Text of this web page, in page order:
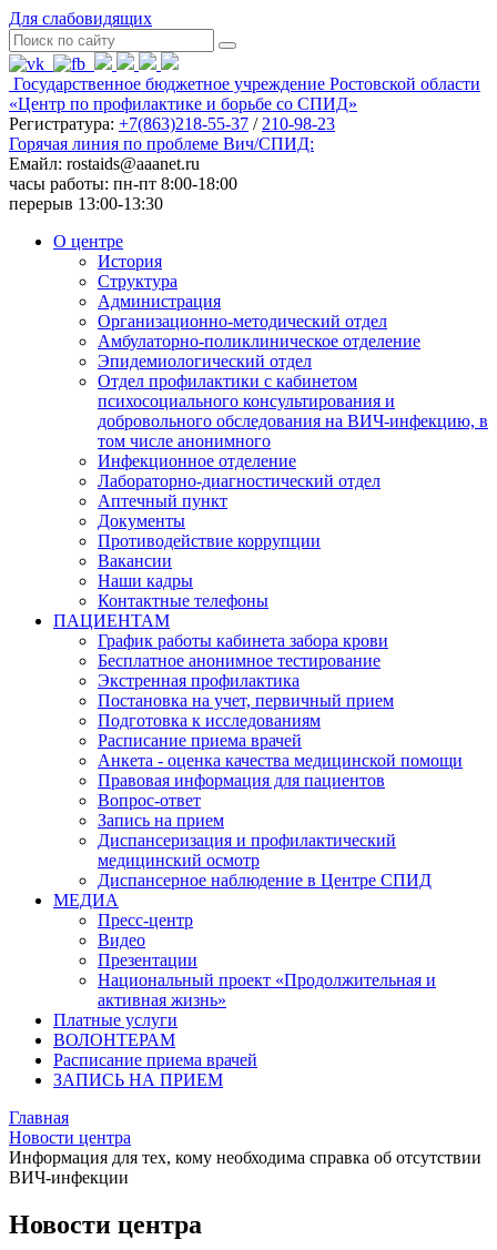
Для слабовидящих
Государственное бюджетное учреждение Ростовской области
«Центр по профилактике и борьбе со СПИД»
Регистратура: +7(863)218-55-37 / 210-98-23
Горячая линия по проблеме Вич/СПИД:
Емайл: rostaids@aaanet.ru
часы работы: пн-пт 8:00-18:00
перерыв 13:00-13:30
О центре
История
Структура
Администрация
Организационно-методический отдел
Амбулаторно-поликлиническое отделение
Эпидемиологический отдел
Отдел профилактики с кабинетом
психосоциального консультирования и
добровольного обследования на ВИЧ-инфекцию, в
том числе анонимного
Инфекционное отделение
Лабораторно-диагностический отдел
Аптечный пункт
Документы
Противодействие коррупции
Вакансии
Наши кадры
Контактные телефоны
ПАЦИЕНТАМ
График работы кабинета забора крови
Бесплатное анонимное тестирование
Экстренная профилактика
Постановка на учет, первичный прием
Подготовка к исследованиям
Расписание приема врачей
Анкета - оценка качества медицинской помощи
Правовая информация для пациентов
Вопрос-ответ
Запись на прием
Диспансеризация и профилактический
медицинский осмотр
Диспансерное наблюдение в Центре СПИД
МЕДИА
Пресс-центр
Видео
Презентации
Национальный проект «Продолжительная и
активная жизнь»
Платные услуги
ВОЛОНТЕРАМ
Расписание приема врачей
ЗАПИСЬ НА ПРИЕМ
Главная
Новости центра
Информация для тех, кому необходима справка об отсутствии
ВИЧ-инфекции
Новости центра